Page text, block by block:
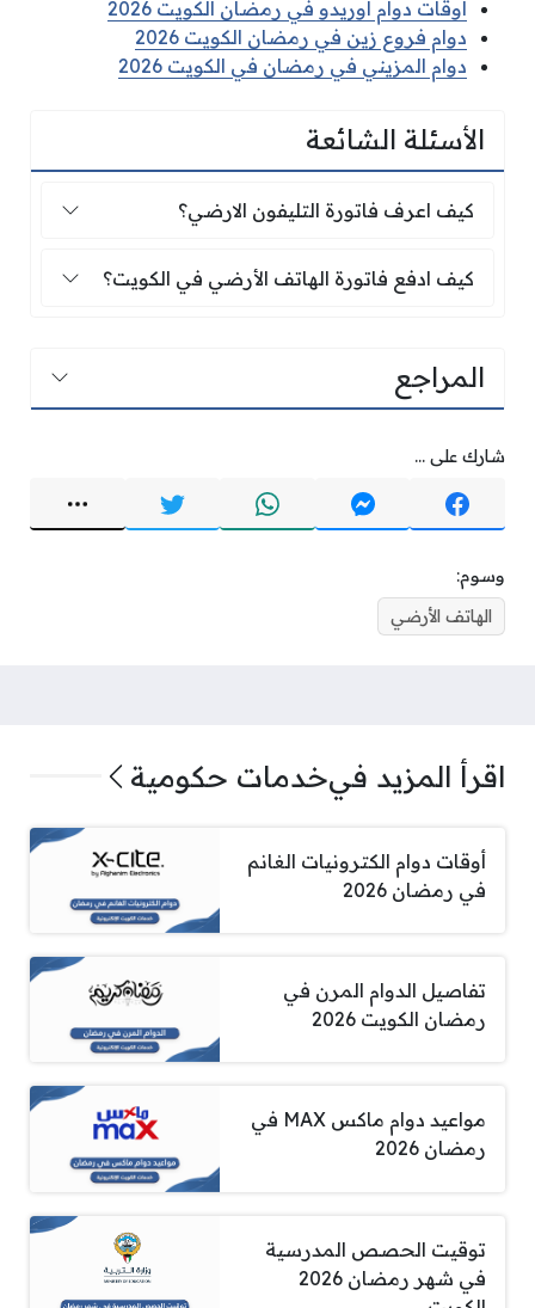
اوقات دوام اوريدو في رمضان الكويت 2026
دوام فروع زين في رمضان الكويت 2026
دوام المزيني في رمضان في الكويت 2026
الأسئلة الشائعة
كيف اعرف فاتورة التليفون الارضي؟
كيف اعرف فاتورة التليفون الارضي؟
كيف ادفع فاتورة الهاتف الأرضي في الكويت؟
كيف ادفع فاتورة الهاتف الأرضي في الكويت؟
المراجع
شارك على ...
وسوم:
الهاتف الأرضي
اقرأ المزيد فيخدمات حكومية
أوقات دوام الكترونيات الغانم
في رمضان 2026
تفاصيل الدوام المرن في
رمضان الكويت 2026
مواعيد دوام ماكس MAX في
رمضان 2026
توقيت الحصص المدرسية
في شهر رمضان 2026